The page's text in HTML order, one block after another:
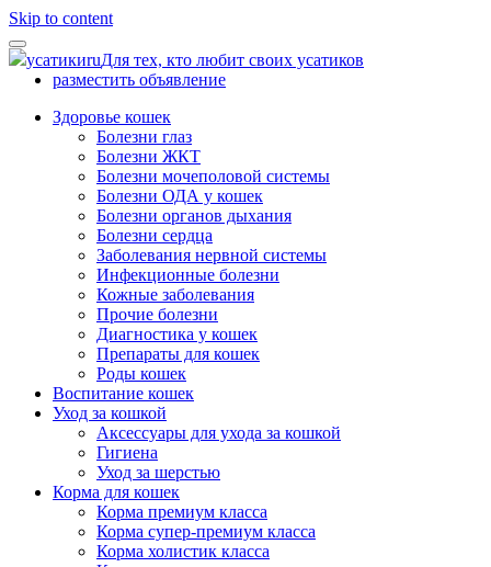
Skip to content
усатикиruДля тех, кто любит своих усатиков
разместить объявление
Здоровье кошек
Болезни глаз
Болезни ЖКТ
Болезни мочеполовой системы
Болезни ОДА у кошек
Болезни органов дыхания
Болезни сердца
Заболевания нервной системы
Инфекционные болезни
Кожные заболевания
Прочие болезни
Диагностика у кошек
Препараты для кошек
Роды кошек
Воспитание кошек
Уход за кошкой
Аксессуары для ухода за кошкой
Гигиена
Уход за шерстью
Корма для кошек
Корма премиум класса
Корма супер-премиум класса
Корма холистик класса